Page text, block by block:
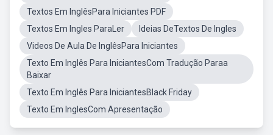
Textos Em InglêsPara Iniciantes PDF
Textos Em Ingles ParaLer
Ideias DeTextos De Ingles
Videos De Aula De InglêsPara Iniciantes
Texto Em Inglês Para IniciantesCom Tradução Paraa
Baixar
Texto Em Inglês Para IniciantesBlack Friday
Texto Em InglesCom Apresentação